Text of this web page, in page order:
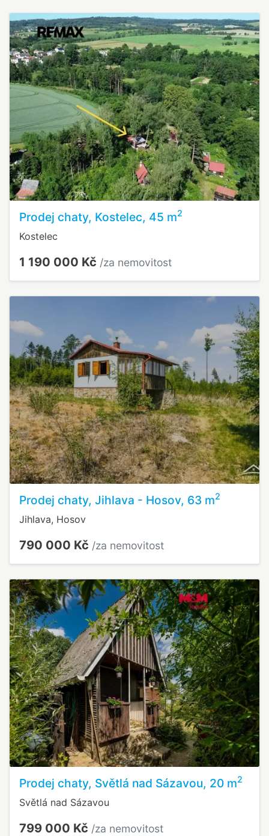
Prodej chaty, Kostelec, 45 m2
Kostelec
1 190 000 Kč /za nemovitost
Prodej chaty, Jihlava - Hosov, 63 m2
Jihlava, Hosov
790 000 Kč /za nemovitost
Prodej chaty, Světlá nad Sázavou, 20 m2
Světlá nad Sázavou
799 000 Kč /za nemovitost